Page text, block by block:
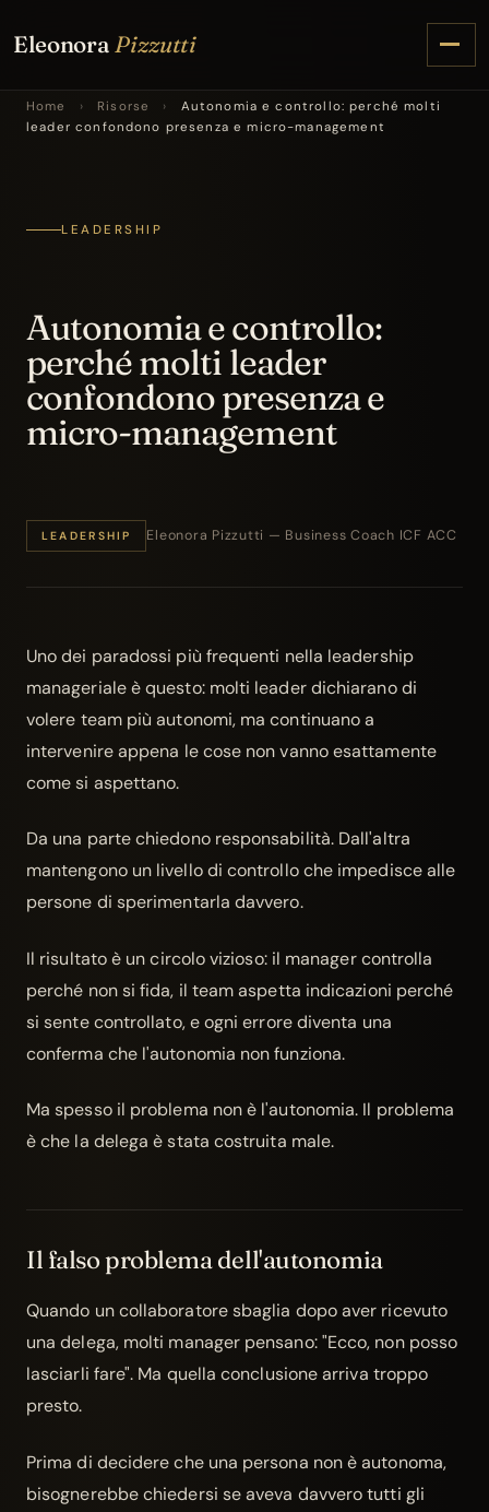
Eleonora Pizzutti
Home › Risorse ›
Autonomia e controllo: perché molti
leader confondono presenza e micro-management
LEADERSHIP
Autonomia e controllo:
perché molti leader
confondono presenza e
micro-management
LEADERSHIP Eleonora Pizzutti — Business Coach ICF ACC
Uno dei paradossi più frequenti nella leadership
managerialeè questo: molti leader dichiarano di
volere team più autonomi, ma continuano a
intervenire appena le cose non vanno esattamente
come si aspettano.
Da una parte chiedono responsabilità. Dall'altra
mantengono un livello di controllo che impedisce alle
persone di sperimentarla davvero.
Il risultato è un circolo vizioso: il manager controlla
perché non si fida, il team aspetta indicazioni perché
si sente controllato, e ogni errore diventa una
conferma che l'autonomia non funziona.
Ma spesso il problema non è l'autonomia. Il problema
è che la delega è stata costruita male.
Il falso problema dell'autonomia
Quando un collaboratore sbaglia dopo aver ricevuto
una delega, molti manager pensano: "Ecco, non posso
lasciarli fare". Ma quella conclusione arriva troppo
presto.
Prima di decidere che una persona non è autonoma,
bisognerebbe chiedersi se aveva davvero tutti gli